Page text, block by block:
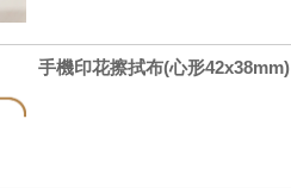
手機印花擦拭布(心形42x38mm)